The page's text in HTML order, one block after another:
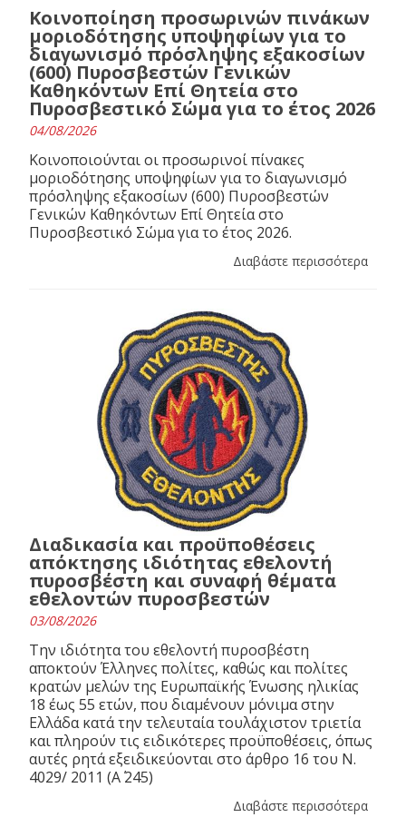
Κοινοποίηση προσωρινών πινάκων
μοριοδότησης υποψηφίων για το
διαγωνισμό πρόσληψης εξακοσίων
(600) Πυροσβεστών Γενικών
Καθηκόντων Επί Θητεία στο
Πυροσβεστικό Σώμα για το έτος 2026
04/08/2026
Κοινοποιούνται οι προσωρινοί πίνακες
μοριοδότησης υποψηφίων για το διαγωνισμό
πρόσληψης εξακοσίων (600) Πυροσβεστών
Γενικών Καθηκόντων Επί Θητεία στο
Πυροσβεστικό Σώμα για το έτος 2026.
Διαβάστε περισσότερα
Διαδικασία και προϋποθέσεις
απόκτησης ιδιότητας εθελοντή
πυροσβέστη και συναφή θέματα
εθελοντών πυροσβεστών
03/08/2026
Την ιδιότητα του εθελοντή πυροσβέστη
αποκτούν Έλληνες πολίτες, καθώς και πολίτες
κρατών μελών της Ευρωπαϊκής Ένωσης ηλικίας
18 έως 55 ετών, που διαμένουν μόνιμα στην
Ελλάδα κατά την τελευταία τουλάχιστον τριετία
και πληρούν τις ειδικότερες προϋποθέσεις, όπως
αυτές ρητά εξειδικεύονται στο άρθρο 16 του N.
4029/ 2011 (Α΄ 245)
Διαβάστε περισσότερα